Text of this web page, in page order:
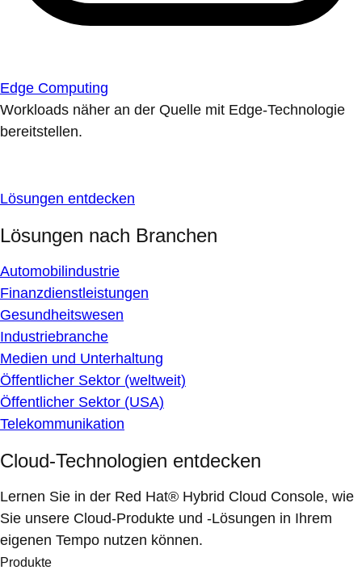
Edge Computing
Workloads näher an der Quelle mit Edge-Technologie
bereitstellen.
Lösungen entdecken
Lösungen nach Branchen
Automobilindustrie
Finanzdienstleistungen
Gesundheitswesen
Industriebranche
Medien und Unterhaltung
Öffentlicher Sektor (weltweit)
Öffentlicher Sektor (USA)
Telekommunikation
Cloud-Technologien entdecken
Lernen Sie in der Red Hat® Hybrid Cloud Console, wie
Sie unsere Cloud-Produkte und -Lösungen in Ihrem
eigenen Tempo nutzen können.
Produkte